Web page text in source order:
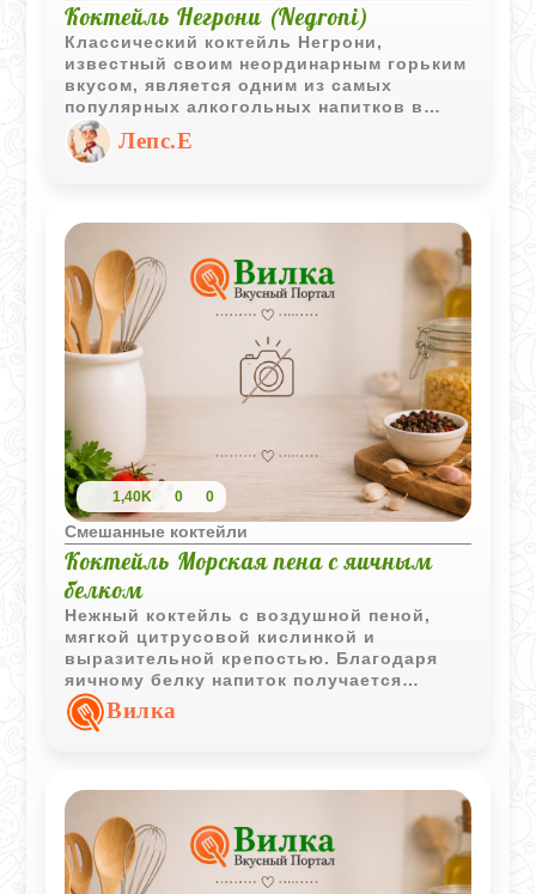
Коктейль Негрони (Negroni)
Классический коктейль Негрони,
известный своим неординарным горьким
вкусом, является одним из самых
популярных алкогольных напитков в
мире. Его уникальный вкус создается
благодаря сочетанию джина, сладкого
Лепс.Е
1,40K 0 0
Смешанные коктейли
Коктейль Морская пена с яичным
белком
Нежный коктейль с воздушной пеной,
мягкой цитрусовой кислинкой и
выразительной крепостью. Благодаря
яичному белку напиток получается
бархатистым и особенно эффектно
смотрится в высоком бокале.
Вилка